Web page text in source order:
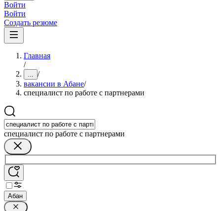
Войти
Войти
Создать резюме
Главная
/
... /
вакансии в Абане/
специалист по работе с партнерами
специалист по работе с партнерами
Абан